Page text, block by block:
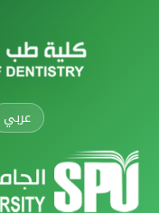
عربي